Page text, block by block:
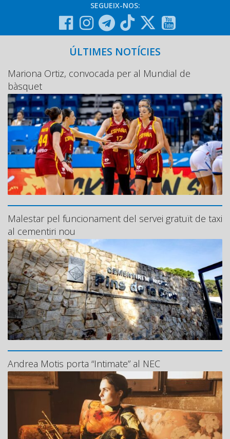
SEGUEIX-NOS:
ÚLTIMES NOTÍCIES
Mariona Ortiz, convocada per al Mundial de
bàsquet
Malestar pel funcionament del servei gratuït de taxi
al cementiri nou
Andrea Motis porta “Intimate” al NEC